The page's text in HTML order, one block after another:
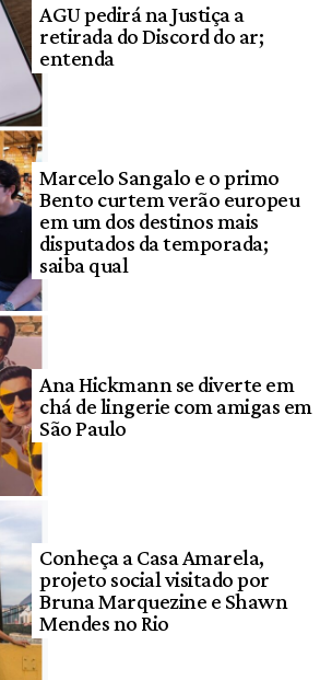
AGU pedirá na Justiça a
retirada do Discord do ar;
entenda
Marcelo Sangalo e o primo
Bento curtem verão europeu
em um dos destinos mais
disputados da temporada;
saiba qual
Ana Hickmann se diverte em
chá de lingerie com amigas em
São Paulo
Conheça a Casa Amarela,
projeto social visitado por
Bruna Marquezine e Shawn
Mendes no Rio